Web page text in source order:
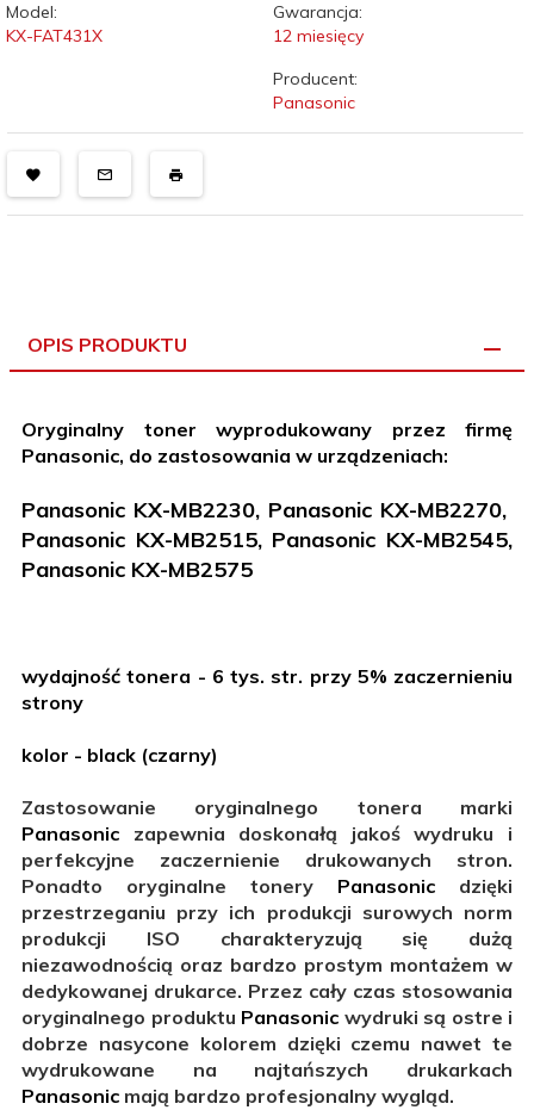
Model:
KX-FAT431X
Gwarancja:
12 miesięcy
Producent:
Panasonic
OPIS PRODUKTU
Oryginalny toner wyprodukowany przez firmę
Panasonic, do zastosowania w urządzeniach:
Panasonic KX-MB2230, Panasonic KX-MB2270,
Panasonic KX-MB2515, Panasonic KX-MB2545,
Panasonic KX-MB2575
wydajność tonera - 6 tys. str. przy 5% zaczernieniu
strony
kolor - black (czarny)
Zastosowanie oryginalnego tonera marki
Panasonic zapewnia doskonałą jakoś wydruku i
perfekcyjne zaczernienie drukowanych stron.
Ponadto oryginalne tonery Panasonic dzięki
przestrzeganiu przy ich produkcji surowych norm
produkcji ISO charakteryzują się dużą
niezawodnością oraz bardzo prostym montażem w
dedykowanej drukarce. Przez cały czas stosowania
oryginalnego produktu Panasonic wydruki są ostre i
dobrze nasycone kolorem dzięki czemu nawet te
wydrukowane na najtańszych drukarkach
Panasonic mają bardzo profesjonalny wygląd.